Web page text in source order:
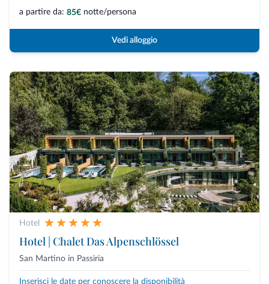
a partire da: 85€ notte/persona
Vedi alloggio
Hotel
Hotel | Chalet Das Alpenschlössel
San Martino in Passiria
Inserisci le date per conoscere la disponibilità